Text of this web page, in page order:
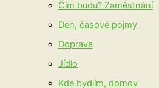
Čím budu? Zaměstnání
Den, časové pojmy
Doprava
Jídlo
Kde bydlím, domov